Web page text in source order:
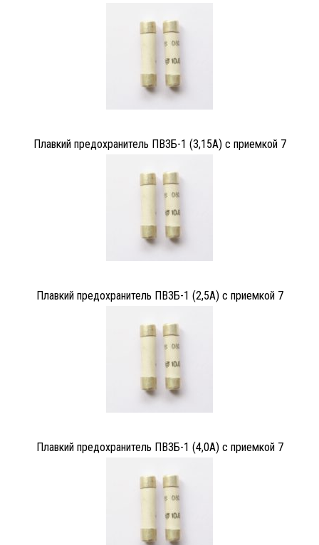
Плавкий предохранитель ПВ3Б-1 (3,15А) с приемкой 7
Плавкий предохранитель ПВ3Б-1 (2,5А) с приемкой 7
Плавкий предохранитель ПВ3Б-1 (4,0А) с приемкой 7